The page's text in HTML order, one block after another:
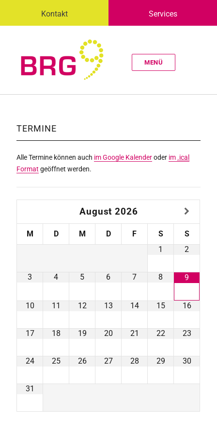
Kontakt Services
MENÜ
TERMINE
Alle Termine können auch im Google Kalenderoder im .ical
Format geöffnet werden.
August 2026
M D M D F S
S
1
2
3 4 5 6 7 8 9
10 11 12 13 14 15 16
17 18 19 20 21 22 23
24 25 26 27 28 29 30
31